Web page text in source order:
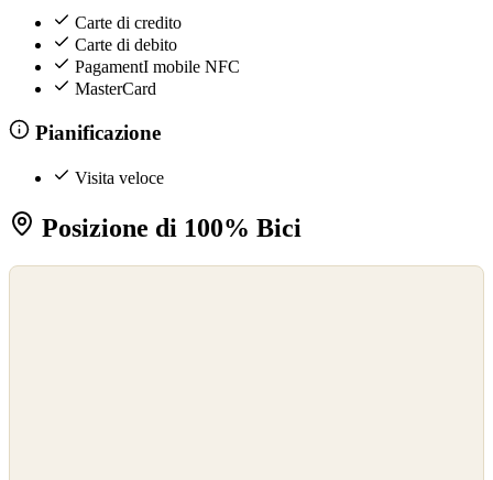
Carte di credito
Carte di debito
PagamentI mobile NFC
MasterCard
Pianificazione
Visita veloce
Posizione di 100% Bici